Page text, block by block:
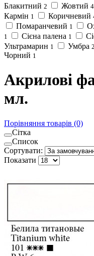
Блакитний 2 Жовтий 4
Кармін 1 Коричневий
Помаранчевий 1
1 Сієна палена 1
Ультрамарин 1 Умбра 2
Чорний 1
Акрилові
мл.
Порівняння товарів (0)
Сітка
Список
Сортувати:
Показати